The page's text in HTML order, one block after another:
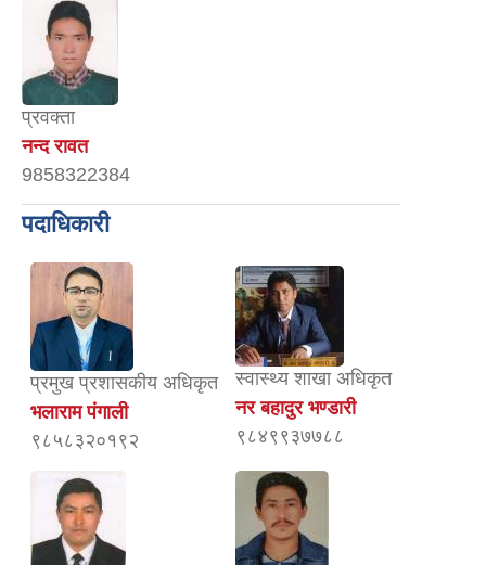
प्रवक्ता
नन्द रावत
9858322384
पदाधिकारी
प्रमुख प्रशासकीय अधिकृत
भलाराम पंगाली
९८५८३२०१९२
स्वास्थ्य शाखा अधिकृत
नर बहादुर भण्डारी
९८४९९३७७८८